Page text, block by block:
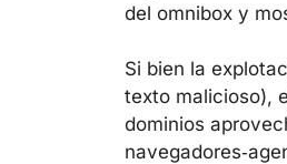
del omnibox y
Si bien la
texto malicioso),
dominios